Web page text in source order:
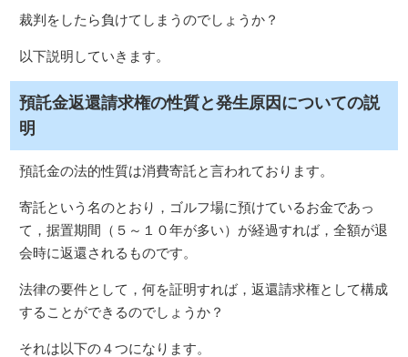
裁判をしたら負けてしまうのでしょうか？
以下説明していきます。
預託金返還請求権の性質と発生原因についての説
明
預託金の法的性質は消費寄託と言われております。
寄託という名のとおり，ゴルフ場に預けているお金であっ
て，据置期間（５～１０年が多い）が経過すれば，全額が退
会時に返還されるものです。
法律の要件として，何を証明すれば，返還請求権として構成
することができるのでしょうか？
それは以下の４つになります。